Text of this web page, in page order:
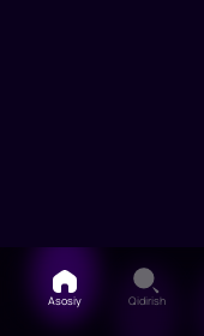
Asosiy Qidirish